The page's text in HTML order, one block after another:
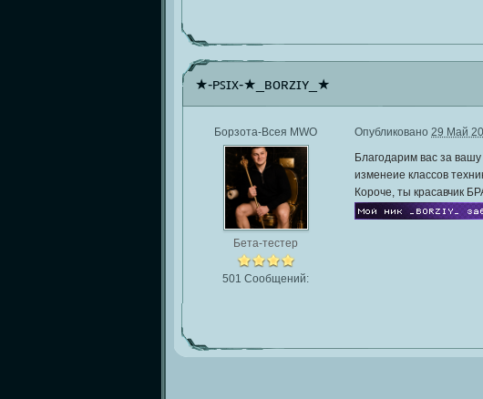
★-ᴘꜱɪx-★_ʙᴏʀᴢɪʏ_★
Борзота-Всея MWO
Бета-тестер
501 Сообщений:
Опубликовано 29 Май
Благодарим вас за
изменеие классов
Короче, ты красавчик